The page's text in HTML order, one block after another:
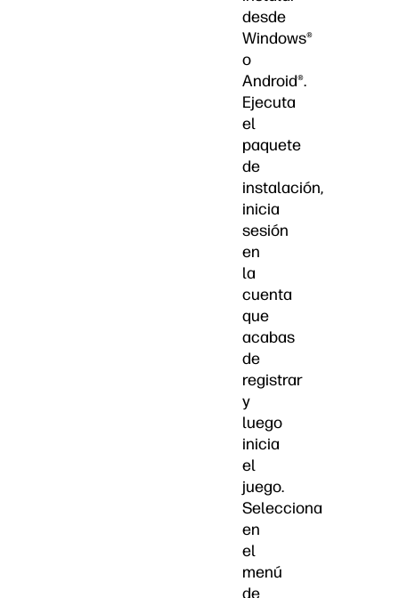
desde
Windows®
o
Android®.
Ejecuta
el
paquete
de
instalación,
inicia
sesión
en
la
cuenta
que
acabas
de
registrar
y
luego
inicia
el
juego.
Selecciona
en
el
menú
de